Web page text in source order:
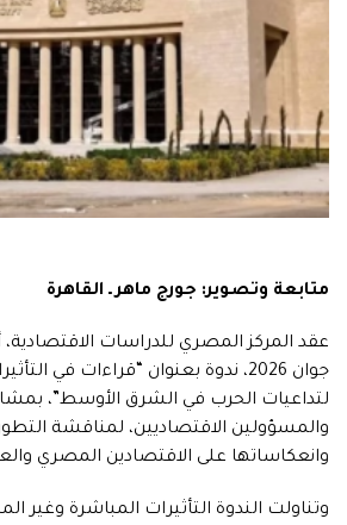
متابعة وتصوير: جورج ماهر ـ القاهرة
جوان 2026، ندوة بعنوان “قراءات في
لتداعيات الحرب في الشرق الأوسط”،
والمسؤولين الاقتصاديين، لمناقشة
وانعكاساتها على الاقتصادين المصري
وتناولت الندوة التأثيرات المباشرة وغير